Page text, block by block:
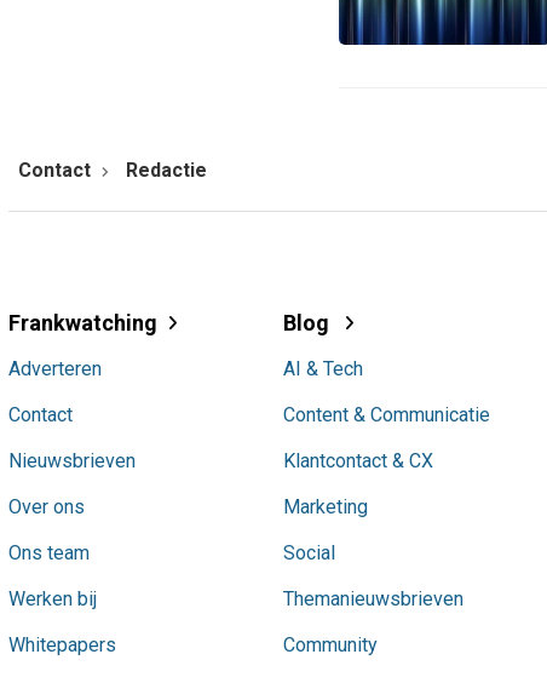
Contact Redactie
Frankwatching
Adverteren
Contact
Nieuwsbrieven
Over ons
Ons team
Werken bij
Whitepapers
Blog
AI & Tech
Content & Communicatie
Klantcontact & CX
Marketing
Social
Themanieuwsbrieven
Community